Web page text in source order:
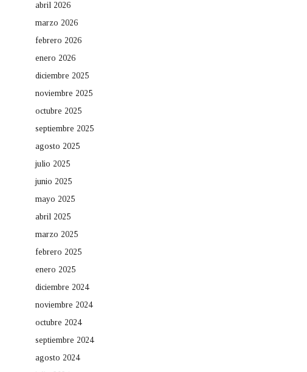
abril 2026
marzo 2026
febrero 2026
enero 2026
diciembre 2025
noviembre 2025
octubre 2025
septiembre 2025
agosto 2025
julio 2025
junio 2025
mayo 2025
abril 2025
marzo 2025
febrero 2025
enero 2025
diciembre 2024
noviembre 2024
octubre 2024
septiembre 2024
agosto 2024